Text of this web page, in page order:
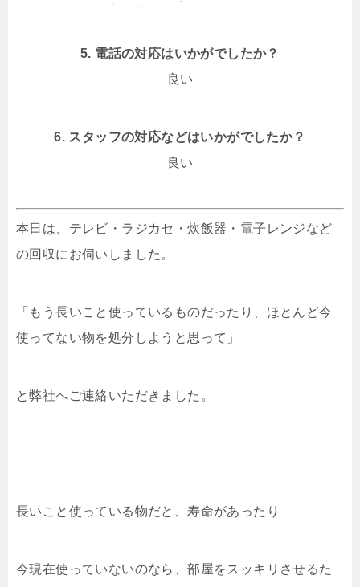
5. 電話の対応はいかがでしたか？
良い
6. スタッフの対応などはいかがでしたか？
良い
本日は、テレビ・ラジカセ・炊飯器・電子レンジなど
の回収にお伺いしました。
「もう長いこと使っているものだったり、ほとんど今
使ってない物を処分しようと思って」
と弊社へご連絡いただきました。
長いこと使っている物だと、寿命があったり
今現在使っていないのなら、部屋をスッキリさせるた